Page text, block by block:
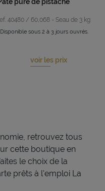
40480 / 60,068 - Seau de 3 kg
Disponible sous 2 à 3 jours ouvrés.
voir les prix
retrouvez tous
cette boutique en
le choix de la
prêts à l'emploi La